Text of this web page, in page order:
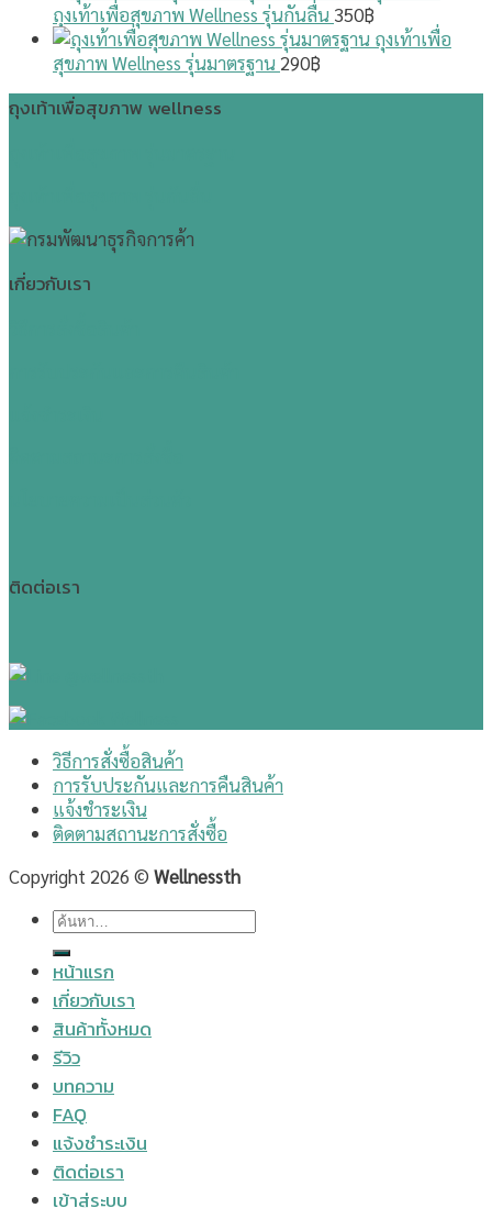
ถุงเท้าเพื่อสุขภาพ Wellness รุ่นกันลื่น 350฿
ถุงเท้าเพื่อ
สุขภาพ Wellness รุ่นมาตรฐาน 290฿
ถุงเท้าเพื่อสุขภาพ wellness
เกี่ยวกับเรา
ติดต่อเรา
วิธีการสั่งซื้อสินค้า
การรับประกันและการคืนสินค้า
แจ้งชำระเงิน
ติดตามสถานะการสั่งซื้อ
Copyright 2026 © Wellnessth
ค้นหา:
หน้าแรก
เกี่ยวกับเรา
สินค้าทั้งหมด
รีวิว
บทความ
FAQ
แจ้งชำระเงิน
ติดต่อเรา
เข้าสู่ระบบ